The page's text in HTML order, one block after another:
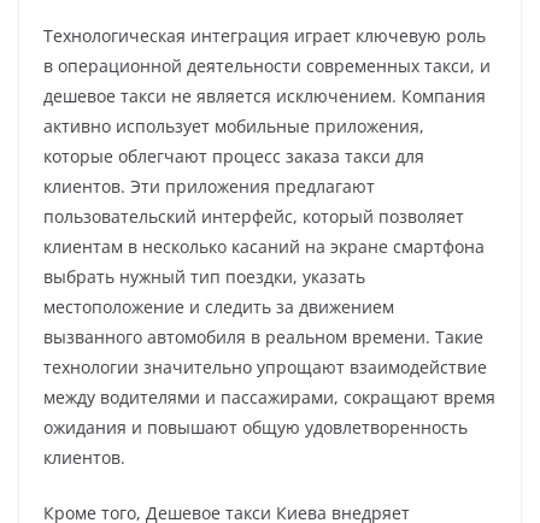
Технологическая интеграция играет ключевую роль
в операционной деятельности современных такси, и
дешевое такси не является исключением. Компания
активно использует мобильные приложения,
которые облегчают процесс заказа такси для
клиентов. Эти приложения предлагают
пользовательский интерфейс, который позволяет
клиентам в несколько касаний на экране смартфона
выбрать нужный тип поездки, указать
местоположение и следить за движением
вызванного автомобиля в реальном времени. Такие
технологии значительно упрощают взаимодействие
между водителями и пассажирами, сокращают время
ожидания и повышают общую удовлетворенность
клиентов.
Кроме того, Дешевое такси Киева внедряет